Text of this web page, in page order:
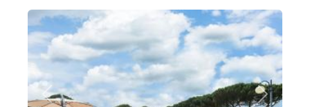
Zurück Weiter